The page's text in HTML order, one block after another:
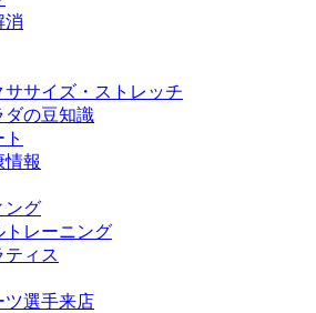
消
ササイズ・ストレッチ
ダの豆知識
情報
ング
トレーニング
ティス
ツ選手来店